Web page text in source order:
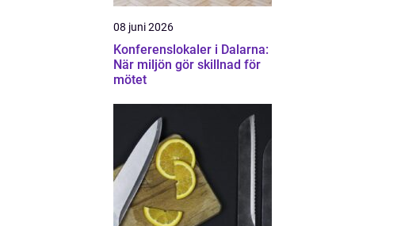
08 juni 2026
Konferenslokaler i Dalarna:
När miljön gör skillnad för
mötet